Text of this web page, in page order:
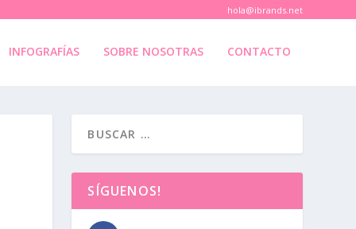
hola@ibrands.net
INFOGRAFÍAS SOBRE NOSOTRAS CONTACTO
SÍGUENOS!